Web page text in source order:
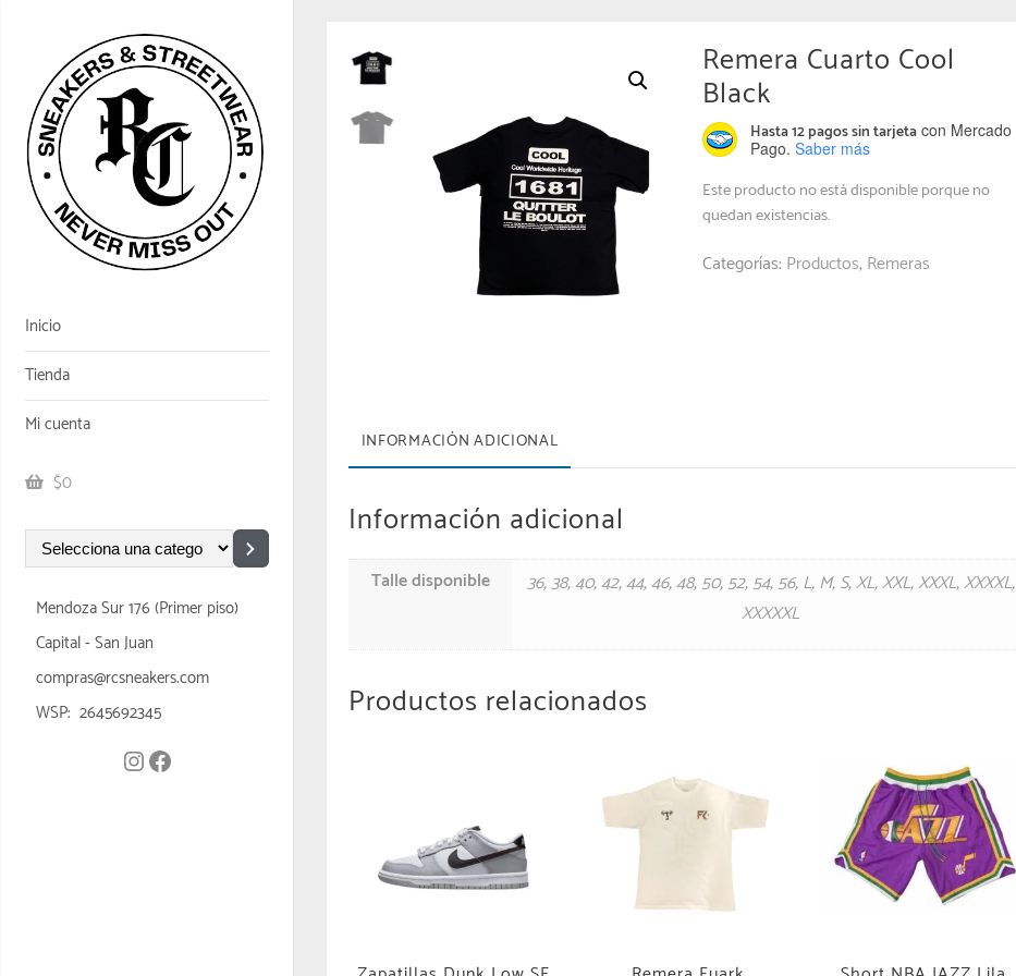
Inicio
Tienda
Mi cuenta
$0
Mendoza Sur 176 (Primer piso)
Capital - San Juan
compras@rcsneakers.com
WSP: 2645692345
Remera Cuarto Cool
Black
Hasta 12 pagos sin tarjeta con Mercado
Pago. Saber más
Este producto no está disponible porque no
quedan existencias.
Categorías: Productos,Remeras
INFORMACIÓN ADICIONAL
Información adicional
Talle disponible 36,38,40,42,44,46,48,50,52,54,56,L,M,S,XL,XXL,XXXL,XXXXL,
XXXXXL
Productos relacionados